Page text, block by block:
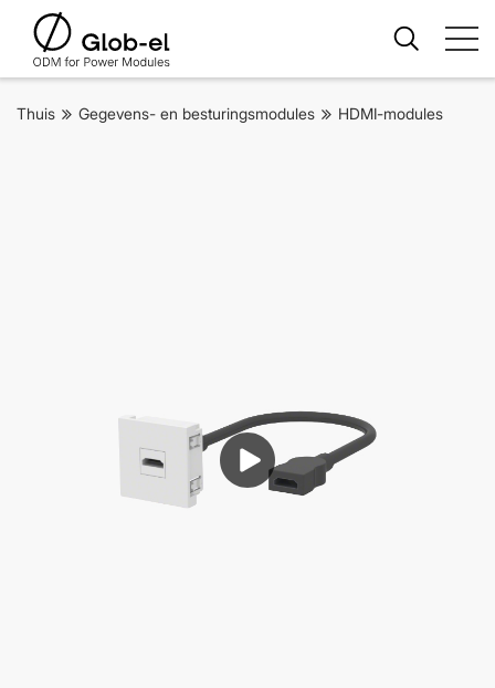
Thuis Gegevens- en besturingsmodules HDMI-modules